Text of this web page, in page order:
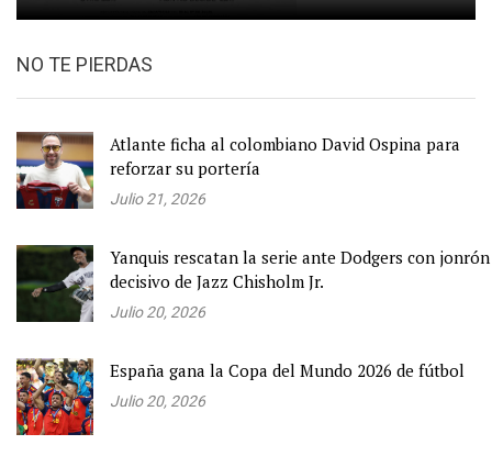
NO TE PIERDAS
Atlante ficha al colombiano David Ospina para
reforzar su portería
Julio 21, 2026
Yanquis rescatan la serie ante Dodgers con jonrón
decisivo de Jazz Chisholm Jr.
Julio 20, 2026
España gana la Copa del Mundo 2026 de fútbol
Julio 20, 2026